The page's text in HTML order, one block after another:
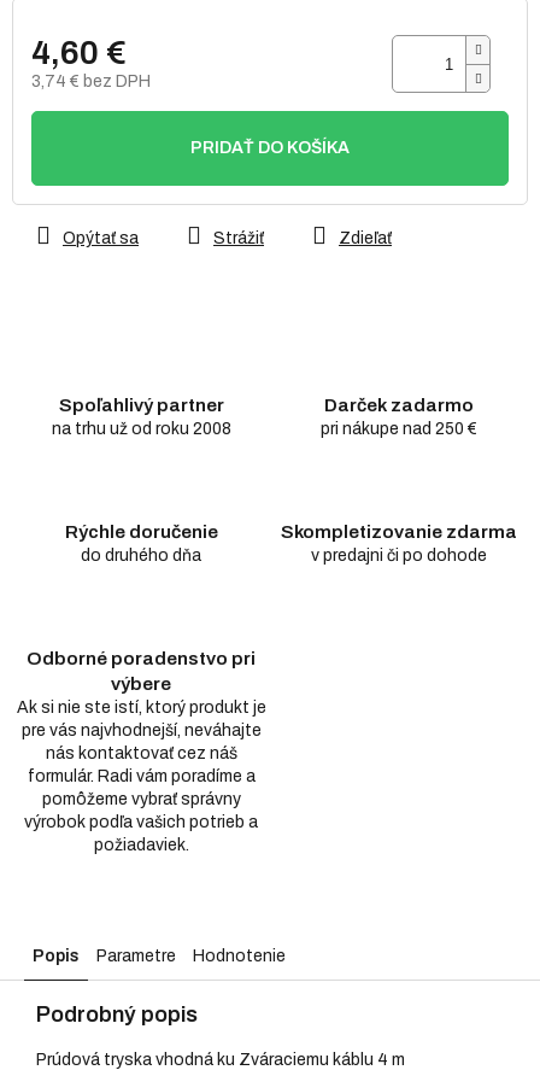
4,60 €
3,74 € bez DPH
Jednotková
PRIDAŤ DO KOŠÍKA
Opýtať sa Strážiť Zdieľať
Spoľahlivý partner
na trhu už od roku 2008
Darček zadarmo
pri nákupe nad 250 €
Rýchle doručenie
do druhého dňa
Skompletizovanie zdarma
v predajni či po dohode
Odborné poradenstvo pri
výbere
Ak si nie ste istí, ktorý produkt je
pre vás najvhodnejší, neváhajte
nás kontaktovať cez náš
formulár. Radi vám poradíme a
pomôžeme vybrať správny
výrobok podľa vašich potrieb a
požiadaviek.
Popis Parametre Hodnotenie
Podrobný popis
Prúdová tryska vhodná ku Zváraciemu káblu 4 m